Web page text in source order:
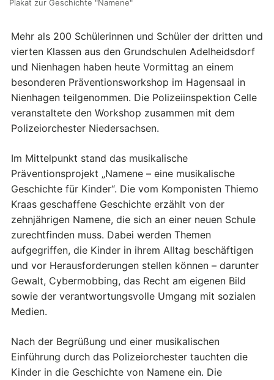
Plakat zur Geschichte "Namene"
Mehr als 200 Schülerinnen und Schüler der dritten und
vierten Klassen aus den Grundschulen Adelheidsdorf
und Nienhagen haben heute Vormittag an einem
besonderen Präventionsworkshop im Hagensaal in
Nienhagen teilgenommen. Die Polizeiinspektion Celle
veranstaltete den Workshop zusammen mit dem
Polizeiorchester Niedersachsen.
Im Mittelpunkt stand das musikalische
Präventionsprojekt „Namene – eine musikalische
Geschichte für Kinder“. Die vom Komponisten Thiemo
Kraas geschaffene Geschichte erzählt von der
zehnjährigen Namene, die sich an einer neuen Schule
zurechtfinden muss. Dabei werden Themen
aufgegriffen, die Kinder in ihrem Alltag beschäftigen
und vor Herausforderungen stellen können – darunter
Gewalt, Cybermobbing, das Recht am eigenen Bild
sowie der verantwortungsvolle Umgang mit sozialen
Medien.
Nach der Begrüßung und einer musikalischen
Einführung durch das Polizeiorchester tauchten die
Kinder in die Geschichte von Namene ein. Die